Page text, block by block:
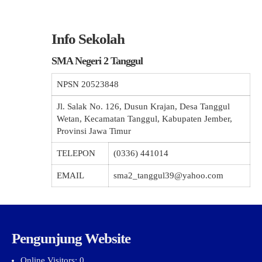
Info Sekolah
SMA Negeri 2 Tanggul
NPSN 20523848
Jl. Salak No. 126, Dusun Krajan, Desa Tanggul
Wetan, Kecamatan Tanggul, Kabupaten Jember,
Provinsi Jawa Timur
TELEPON (0336) 441014
EMAIL sma2_tanggul39@yahoo.com
Pengunjung Website